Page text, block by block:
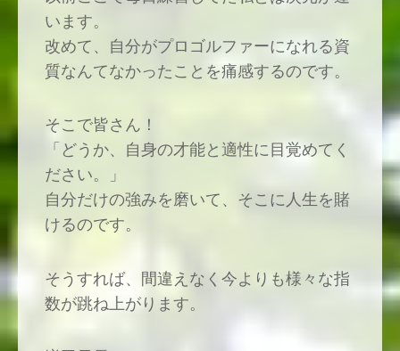
います。
改めて、自分がプロゴルファーになれる資
質なんてなかったことを痛感するのです。
そこで皆さん！
「どうか、自身の才能と適性に目覚めてく
ださい。」
自分だけの強みを磨いて、そこに人生を賭
けるのです。
そうすれば、間違えなく今よりも様々な指
数が跳ね上がります。